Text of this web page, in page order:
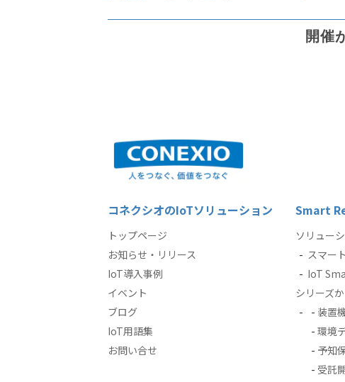
開催
コネクシオのIoTソリューション
トップページ
お知らせ・リリース
IoT導入事例
イベント
ブログ
IoT用語集
お問い合せ
Smart
ソリュー
スマー
IoT
シリーズ
装置
環境
予知
受託